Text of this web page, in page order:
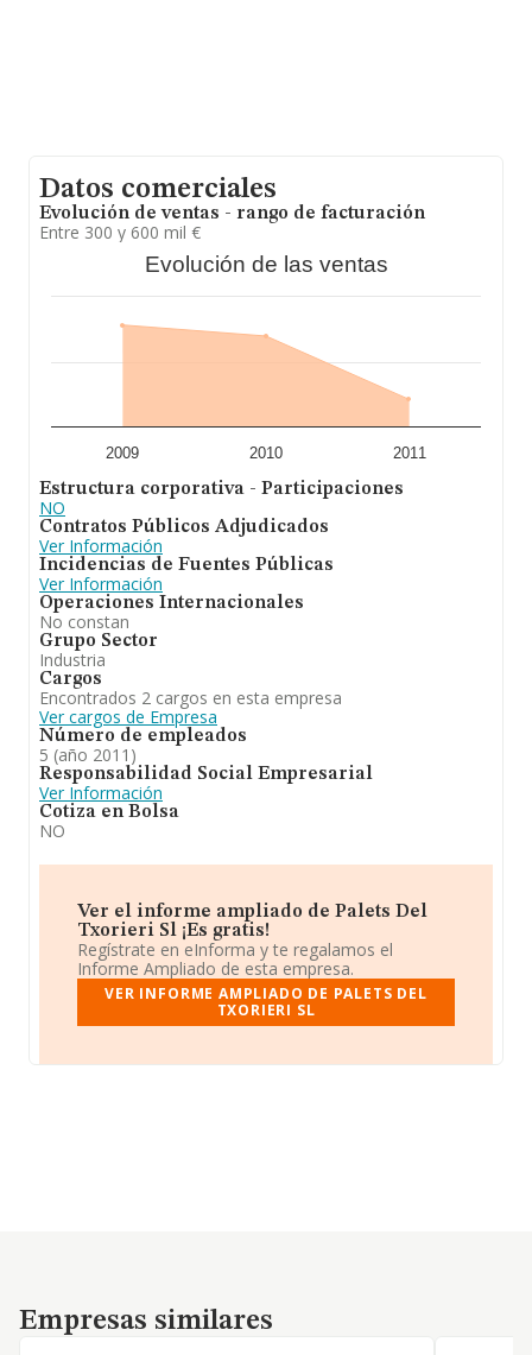
Datos comerciales
Evolución de ventas - rango de facturación
Entre 300 y 600 mil €
Evolución de las ventas
2009 2010 2011
Estructura corporativa - Participaciones
NO
Contratos Públicos Adjudicados
Ver Información
Incidencias de Fuentes Públicas
Ver Información
Operaciones Internacionales
No constan
Grupo Sector
Industria
Cargos
Encontrados 2 cargos en esta empresa
Ver cargos de Empresa
Número de empleados
5 (año 2011)
Responsabilidad Social Empresarial
Ver Información
Cotiza en Bolsa
NO
Ver el informe ampliado de Palets Del
Txorieri Sl ¡Es gratis!
Regístrate en eInforma y te regalamos el
Informe Ampliado de esta empresa.
VER INFORME AMPLIADO DE PALETS DEL
TXORIERI SL
Empresas similares
Empresas similares